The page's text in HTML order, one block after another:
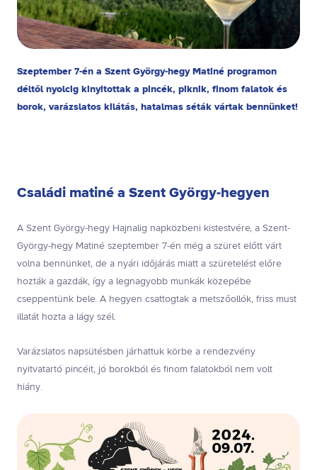
Szeptember 7-én a Szent György-hegy Matiné programon
déltől nyolcig kinyitottak a pincék, piknik, finom falatok és
borok, varázslatos kilátás, hatalmas séták vártak bennünket!
Családi matiné a Szent György-hegyen
A Szent György-hegy Hajnalig napközbeni kistestvére, a Szent-
György-hegy Matiné szeptember 7-én még a szüret előtt várt
volna bennünket, de a nyári időjárás miatt a szüretelést előre
hozták a gazdák, így a legnagyobb munkák közepébe
cseppentünk bele. A hegyen csattogtak a metszőollók, friss must
illatát hozta a lágy szél.
Varázslatos napsütésben járhattuk körbe a rendezvény
nyitvatartó pincéit, jó borokból és finom falatokból nem volt
hiány.